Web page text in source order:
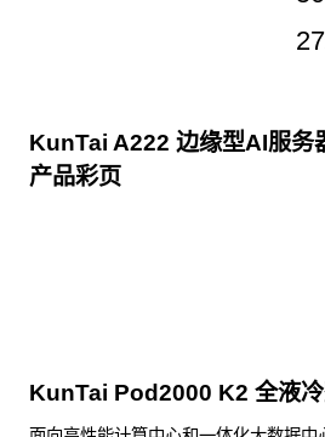
27
KunTai A222 边缘型AI服务
产品彩页
KunTai Pod2000 K2 全液